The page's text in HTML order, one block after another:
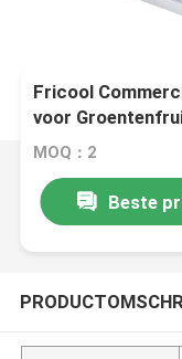
Fricool
voor
MOQ：2
Beste